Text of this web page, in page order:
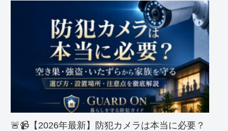
🚨📹【2026年最新】防犯カメラは本当に必要？